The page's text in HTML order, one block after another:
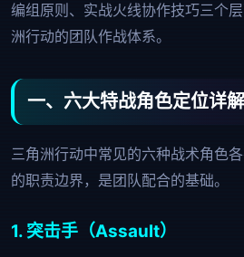
编组原则、实战火线协作技巧三个
洲行动的团队作战体系。
一、六大特战角色定位详解
三角洲行动中常见的六种战术角色
的职责边界，是团队配合的基础。
1. 突击手（Assault）